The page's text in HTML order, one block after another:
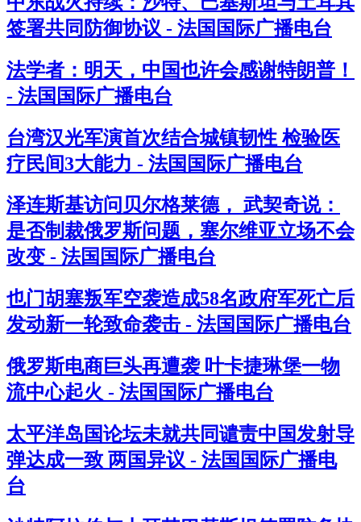
签署共同防御协议 - 法国国际广播电台
法学者：明天，中国也许会感谢特朗普！
- 法国国际广播电台
台湾汉光军演首次结合城镇韧性 检验医
疗民间3大能力 - 法国国际广播电台
泽连斯基访问贝尔格莱德， 武契奇说：
是否制裁俄罗斯问题，塞尔维亚立场不会
改变 - 法国国际广播电台
也门胡塞叛军空袭造成58名政府军死亡后
发动新一轮致命袭击 - 法国国际广播电台
俄罗斯电商巨头再遭袭 叶卡捷琳堡一物
流中心起火 - 法国国际广播电台
太平洋岛国论坛未就共同谴责中国发射导
弹达成一致 两国异议 - 法国国际广播电
台